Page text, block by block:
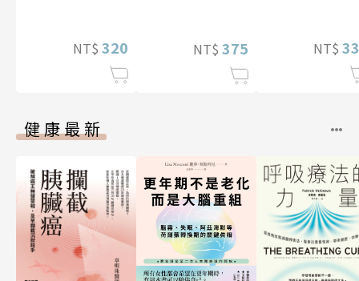
NT$ 320 NT$ 375 NT$
健康最新